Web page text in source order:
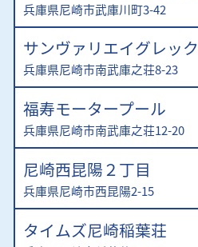
兵庫県尼崎市武庫川町3-42
サンヴァリエイグレック
兵庫県尼崎市南武庫之荘8-23
福寿モータープール
兵庫県尼崎市南武庫之荘12-20
尼崎西昆陽２丁目
兵庫県尼崎市西昆陽2-15
タイムズ尼崎稲葉荘